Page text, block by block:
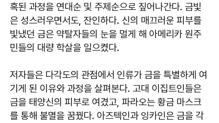
혹된 과정을 연대순 및 주제순으로 짚어나간다. 금빛
은 성스러우면서도, 잔인하다. 신의 매끄러운 피부를
빛냈던 금은 약탈자들의 눈을 멀게 해 아메리카 원주
민들의 대량 학살을 일으켰다.
저자들은 다각도의 관점에서 인류가 금을 특별하게 여
기게 된 이유와 과정을 살펴본다. 고대 이집트인들은
금을 태양신의 피부로 여겼고, 파라오는 황금 마스크
를 통해 불멸을 꿈꿨다. 아즈텍인과 잉카인은 금을 각